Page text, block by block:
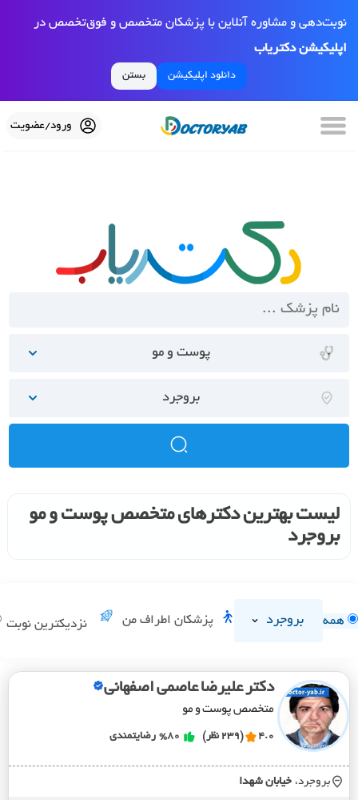
نوبت‌دهی و مشاوره آنلاین با پزشکان متخصص و فوق‌تخصص در
اپلیکیشن دکتریاب
دانلود اپلیکیشن بستن
ورود/عضویت
پوست و مو
بروجرد
لیست بهترین دکترهای متخصص پوست و مو
بروجرد
همه بروجرد پزشکان اطراف من نزدیکترین نوبت
دکتر علیرضا عاصمی اصفهانی
متخصص پوست و مو
4.0 (239 نظر) %80 رضایتمندی
بروجرد، خيابان شهدا